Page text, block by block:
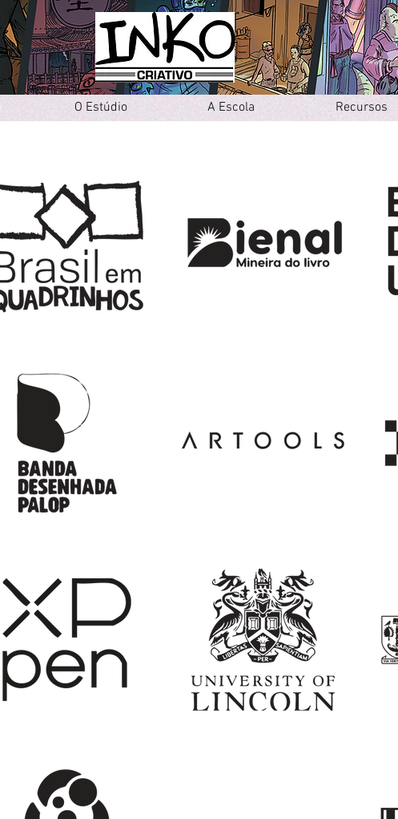
O Estúdio A Escola Recursos